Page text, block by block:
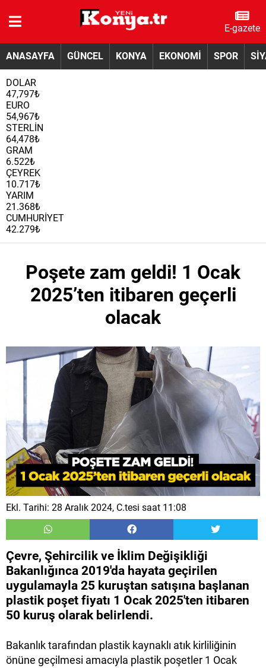
E-gazete
ANASAYFA GÜNCEL KONYA EKONOMİ SPOR
DOLAR
47,797₺
EURO
54,967₺
STERLİN
64,478₺
GRAM
6.522₺
ÇEYREK
10.717₺
YARIM
21.368₺
CUMHURİYET
42.279₺
Poşete zam geldi! 1 Ocak
2025’ten itibaren geçerli
olacak
Ekl. Tarihi: 28 Aralık 2024, C.tesi saat 11:08
Çevre, Şehircilik ve İklim Değişikliği
Bakanlığınca 2019'da hayata geçirilen
uygulamayla 25 kuruştan satışına başlanan
plastik poşet fiyatı 1 Ocak 2025'ten itibaren
50 kuruş olarak belirlendi.
Bakanlık tarafından plastik kaynaklı atık kirliliğinin
önüne geçilmesi amacıyla plastik poşetler 1 Ocak